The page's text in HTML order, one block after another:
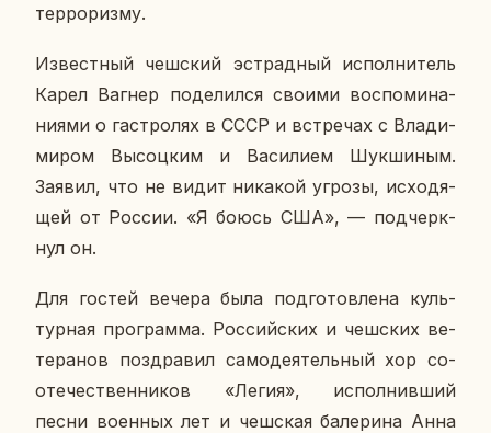
тер­ро­риз­му.
Из­вест­ный чеш­ский эст­рад­ный ис­пол­ни­тель
Карел Вагнер по­де­лил­ся своими вос­по­ми­на­
ни­я­ми о га­стро­лях в СССР и встре­чах с Вла­ди­
ми­ром Вы­соц­ким и Ва­си­ли­ем Шук­ши­ным.
Заявил, что не видит ни­ка­кой угрозы, ис­хо­дя­
щей от России. «Я боюсь США», — под­черк­
нул он.
Для гостей вечера была под­го­тов­ле­на куль­
тур­ная про­грам­ма. Рос­сий­ских и чеш­ских ве­
те­ра­нов по­здра­вил са­мо­де­я­тель­ный хор со­
оте­че­ствен­ни­ков «Легия», ис­пол­нив­ший
песни во­ен­ных лет и чеш­ская ба­ле­ри­на Анна